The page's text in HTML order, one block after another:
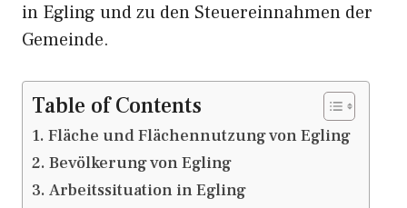
in Egling und zu den Steuereinnahmen der
Gemeinde.
Table of Contents
Fläche und Flächennutzung von Egling
Bevölkerung von Egling
Arbeitssituation in Egling